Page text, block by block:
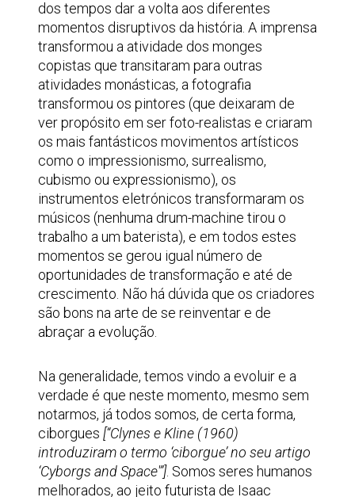
dos tempos dar a volta aos diferentes
momentos disruptivos da história. A imprensa
transformou a atividade dos monges
copistas que transitaram para outras
atividades monásticas, a fotografia
transformou os pintores (que deixaram de
ver propósito em ser foto-realistas e criaram
os mais fantásticos movimentos artísticos
como o impressionismo, surrealismo,
cubismo ou expressionismo), os
instrumentos eletrónicos transformaram os
músicos (nenhuma drum-machine tirou o
trabalho a um baterista), e em todos estes
momentos se gerou igual número de
oportunidades de transformação e até de
crescimento. Não há dúvida que os criadores
são bons na arte de se reinventar e de
abraçar a evolução.
Na generalidade, temos vindo a evoluir e a
verdade é que neste momento, mesmo sem
notarmos, já todos somos, de certa forma,
ciborgues [“Clynes e Kline (1960)
introduziram o termo ‘ciborgue’ no seu artigo
‘Cyborgs and Space'”] . Somos seres humanos
melhorados, ao jeito futurista de Isaac